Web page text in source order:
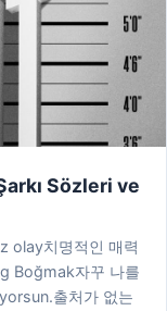
Sözleri ve
olay치명적인 매력
Boğmak자꾸 나를
출처가 없는